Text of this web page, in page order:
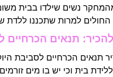
נשים שילדו בבית
החולים למרות שתכננו ללדת
תנאים הכרחיים
תנאים הכרחיים לסביבת
בית וכי יש בו מים